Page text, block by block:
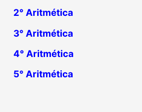
2° Aritmética
3° Aritmética
4° Aritmética
5° Aritmética